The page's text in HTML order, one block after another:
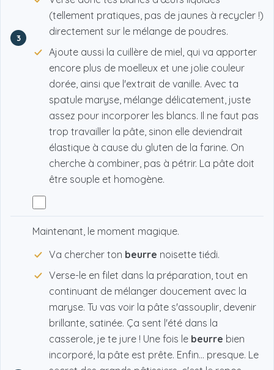
3
(tellement pratiques, pas de jaunes à recycler !)
directement sur le mélange de poudres.
Ajoute aussi la cuillère de miel, qui va apporter
encore plus de moelleux et une jolie couleur
dorée, ainsi que l'extrait de vanille. Avec ta
spatule maryse, mélange délicatement, juste
assez pour incorporer les blancs. Il ne faut pas
trop travailler la pâte, sinon elle deviendrait
élastique à cause du gluten de la farine. On
cherche à combiner, pas à pétrir. La pâte doit
être souple et homogène.
Maintenant, le moment magique.
Va chercher ton beurre noisette tiédi.
Verse-le en filet dans la préparation, tout en
continuant de mélanger doucement avec la
maryse. Tu vas voir la pâte s'assouplir, devenir
brillante, satinée. Ça sent l'été dans la
casserole, je te jure ! Une fois le beurre bien
incorporé, la pâte est prête. Enfin... presque. Le